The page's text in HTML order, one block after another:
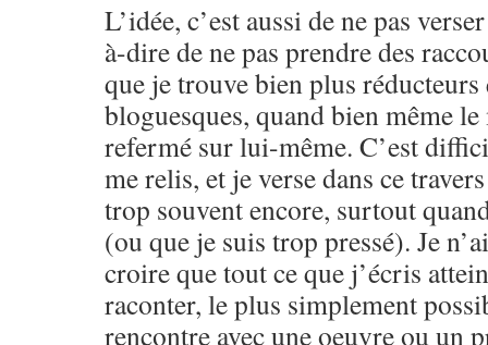
L’idée, c’est aussi de ne pas
à-dire de ne pas prendre des
que je trouve bien plus réducteurs
bloguesques, quand bien même
refermé sur lui-même. C’est
me relis, et je verse dans ce
trop souvent encore, surtout
(ou que je suis trop pressé). Je
croire que tout ce que j’écris
raconter, le plus simplement
rencontre avec une oeuvre ou un